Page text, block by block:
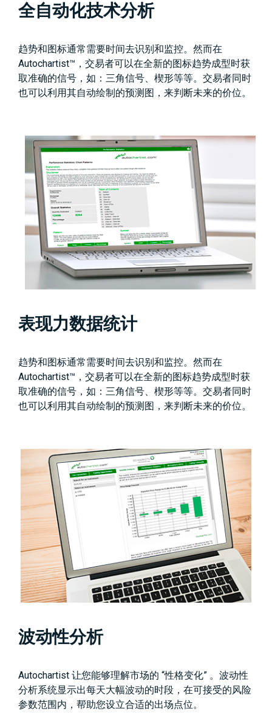
全自动化技术分析
趋势和图标通常需要时间去识别和监控。然而在
Autochartist™，交易者可以在全新的图标趋势成型时获
取准确的信号，如：三角信号、楔形等等。交易者同时
也可以利用其自动绘制的预测图，来判断未来的价位。
表现力数据统计
趋势和图标通常需要时间去识别和监控。然而在
Autochartist™，交易者可以在全新的图标趋势成型时获
取准确的信号，如：三角信号、楔形等等。交易者同时
也可以利用其自动绘制的预测图，来判断未来的价位。
波动性分析
Autochartist 让您能够理解市场的 “性格变化” 。波动性
分析系统显示出每天大幅波动的时段，在可接受的风险
参数范围内，帮助您设立合适的出场点位。